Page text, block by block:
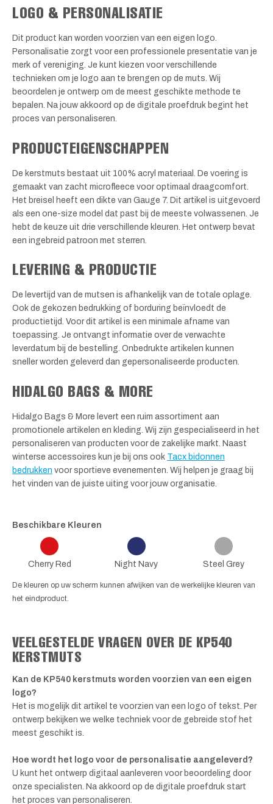
LOGO & PERSONALISATIE
Dit product kan worden voorzien van een eigen logo.
Personalisatie zorgt voor een professionele presentatie van je
merk of vereniging. Je kunt kiezen voor verschillende
technieken om je logo aan te brengen op de muts. Wij
beoordelen je ontwerp om de meest geschikte methode te
bepalen. Na jouw akkoord op de digitale proefdruk begint het
proces van personaliseren.
PRODUCTEIGENSCHAPPEN
De kerstmuts bestaat uit 100% acryl materiaal. De voering is
gemaakt van zacht microfleece voor optimaal draagcomfort.
Het breisel heeft een dikte van Gauge 7. Dit artikel is uitgevoerd
als een one-size model dat past bij de meeste volwassenen. Je
hebt de keuze uit drie verschillende kleuren. Het ontwerp bevat
een ingebreid patroon met sterren.
LEVERING & PRODUCTIE
De levertijd van de mutsen is afhankelijk van de totale oplage.
Ook de gekozen bedrukking of borduring beïnvloedt de
productietijd. Voor dit artikel is een minimale afname van
toepassing. Je ontvangt informatie over de verwachte
leverdatum bij de bestelling. Onbedrukte artikelen kunnen
sneller worden geleverd dan gepersonaliseerde producten.
HIDALGO BAGS & MORE
Hidalgo Bags & More levert een ruim assortiment aan
promotionele artikelen en kleding. Wij zijn gespecialiseerd in het
personaliseren van producten voor de zakelijke markt. Naast
winterse accessoires kun je bij ons ook Tacx bidonnen
bedrukken voor sportieve evenementen. Wij helpen je graag bij
het vinden van de juiste uiting voor jouw organisatie.
Beschikbare Kleuren
Cherry Red Night Navy Steel Grey
De kleuren op uw scherm kunnen afwijken van de werkelijke kleuren van
het eindproduct.
VEELGESTELDE VRAGEN OVER DE KP540
KERSTMUTS
Kan de KP540 kerstmuts worden voorzien van een eigen
logo?
Het is mogelijk dit artikel te voorzien van een logo of tekst. Per
ontwerp bekijken we welke techniek voor de gebreide stof het
meest geschikt is.
Hoe wordt het logo voor de personalisatie aangeleverd?
U kunt het ontwerp digitaal aanleveren voor beoordeling door
onze specialisten. Na akkoord op de digitale proefdruk start
het proces van personaliseren.